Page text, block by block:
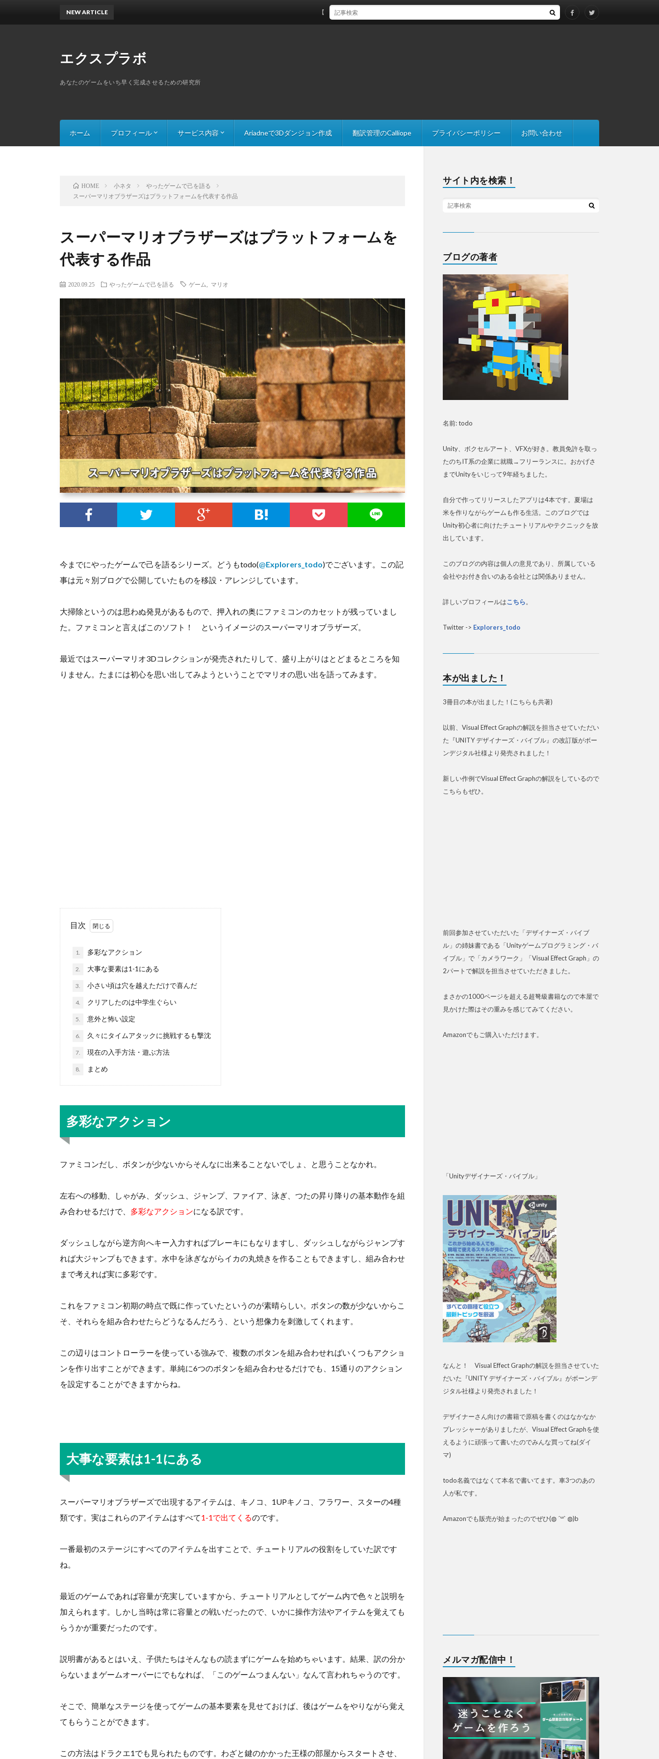
エクスプラボ
あなたのゲームをいち早く完成させるための研究所
ホーム プロフィール サービス内容 Ariadneで3Dダンジョン作成 翻訳管理のCalliope プライバシーポリシー お問い合わせ
NEW ARTICLE 【Unity】FindAnyObjectByTypeで参照を取得する際は継承にも注意
HOME 小ネタ
やったゲームで己を語る
スーパーマリオブラザーズはプラットフォームを代表する作品
スーパーマリオブラザーズはプラットフォームを
代表する作品
2020.09.25 やったゲームで己を語る ゲーム マリオ
今までにやったゲームで己を語るシリーズ。どうもtodo(@Explorers_todo)でございます。この記
事は元々別ブログで公開していたものを移設・アレンジしています。
大掃除というのは思わぬ発見があるもので、押入れの奥にファミコンのカセットが残っていまし
た。ファミコンと言えばこのソフト！ というイメージのスーパーマリオブラザーズ。
最近ではスーパーマリオ3Dコレクションが発売されたりして、盛り上がりはとどまるところを知
りません。たまには初心を思い出してみようということでマリオの思い出を語ってみます。
目次
1. 多彩なアクション
2. 大事な要素は1-1にある
3. 小さい頃は穴を越えただけで喜んだ
4. クリアしたのは中学生ぐらい
5. 意外と怖い設定
6. 久々にタイムアタックに挑戦するも撃沈
7. 現在の入手方法・遊ぶ方法
8. まとめ
多彩なアクション
ファミコンだし、ボタンが少ないからそんなに出来ることないでしょ、と思うことなかれ。
左右への移動、しゃがみ、ダッシュ、ジャンプ、ファイア、泳ぎ、つたの昇り降りの基本動作を組
み合わせるだけで、 多彩なアクションになる訳です。
ダッシュしながら逆方向へキー入力すればブレーキにもなりますし、ダッシュしながらジャンプす
れば大ジャンプもできます。水中を泳ぎながらイカの丸焼きを作ることもできますし、組み合わせ
まで考えれば実に多彩です。
これをファミコン初期の時点で既に作っていたというのが素晴らしい。ボタンの数が少ないからこ
そ、それらを組み合わせたらどうなるんだろう、という想像力を刺激してくれます。
この辺りはコントローラーを使っている強みで、複数のボタンを組み合わせればいくつもアクショ
ンを作り出すことができます。単純に6つのボタンを組み合わせるだけでも、15通りのアクション
を設定することができますからね。
大事な要素は1-1にある
スーパーマリオブラザーズで出現するアイテムは、キノコ、1UPキノコ、フラワー、スターの4種
類です。実はこれらのアイテムはすべて1-1で出てくるのです。
一番最初のステージにすべてのアイテムを出すことで、チュートリアルの役割をしていた訳です
ね。
最近のゲームであれば容量が充実していますから、チュートリアルとしてゲーム内で色々と説明を
加えられます。しかし当時は常に容量との戦いだったので、いかに操作方法やアイテムを覚えても
らうかが重要だったのです。
説明書があるとはいえ、子供たちはそんなもの読まずにゲームを始めちゃいます。結果、訳の分か
らないままゲームオーバーにでもなれば、「このゲームつまんない」なんて言われちゃうのです。
そこで、簡単なステージを使ってゲームの基本要素を見せておけば、後はゲームをやりながら覚え
てもらうことができます。
この方法はドラクエ1でも見られたものです。わざと鍵のかかった王様の部屋からスタートさせ、
サイト内を検索！
ブログの著者
名前: todo
Unity、ボクセルアート、VFXが好き。教員免許を取っ
たのちIT系の企業に就職→フリーランスに。おかげさ
までUnityをいじって9年経ちました。
自分で作ってリリースしたアプリは4本です。夏場は
米を作りながらゲームも作る生活。このブログでは
Unity初心者に向けたチュートリアルやテクニックを放
出しています。
このブログの内容は個人の意見であり、所属している
会社やお付き合いのある会社とは関係ありません。
詳しいプロフィールはこちら。
Twitter -> Explorers_todo
本が出ました！
3冊目の本が出ました！(こちらも共著)
以前、Visual Effect Graphの解説を担当させていただい
た『UNITY デザイナーズ・バイブル』の改訂版がボー
ンデジタル社様より発売されました！
新しい作例でVisual Effect Graphの解説をしているので
こちらもぜひ。
前回参加させていただいた「デザイナーズ・バイブ
ル」の姉妹書である「Unityゲームプログラミング・バ
イブル」で「カメラワーク」「Visual Effect Graph」の
2パートで解説を担当させていただきました。
まさかの1000ページを超える超弩級書籍なので本屋で
見かけた際はその重みを感じてみてください。
Amazonでもご購入いただけます。
「Unityデザイナーズ・バイブル」
なんと！ Visual Effect Graphの解説を担当させていた
だいた『UNITY デザイナーズ・バイブル』がボーンデ
ジタル社様より発売されました！
デザイナーさん向けの書籍で原稿を書くのはなかなか
プレッシャーがありましたが、Visual Effect Graphを使
えるように頑張って書いたのでみんな買ってね(ダイ
マ)
todo名義ではなくて本名で書いてます。車3つのあの
人が私です。
Amazonでも販売が始まったのでぜひ(◍ ´꒳` ◍)b
メルマガ配信中！